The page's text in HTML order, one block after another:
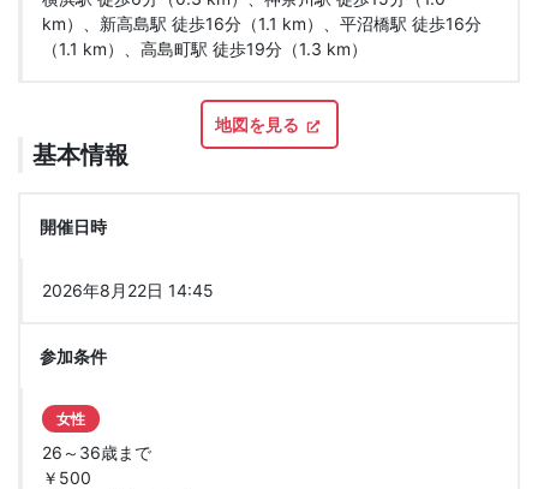
km）、新高島駅 徒歩16分（1.1 km）、平沼橋駅 徒歩16分
（1.1 km）、高島町駅 徒歩19分（1.3 km）
地図を見る
基本情報
開催日時
2026年8月22日 14:45
参加条件
女性
26～36歳まで
￥500